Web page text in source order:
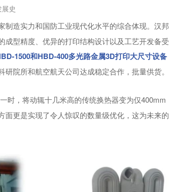
史
制造实力和国防工业现代化水平的综合体现。汉邦
型精度、优异的打印结构设计以及工艺开发备受
1500和HBD-400多光路金属3D打印大尺寸设备
研院所和航空航天公司达成稳定合作，批量供货。
时，将动辄十几米高的传统换热器变为仅400mm
更是实现了令人惊叹的数量级优化，这为未来的